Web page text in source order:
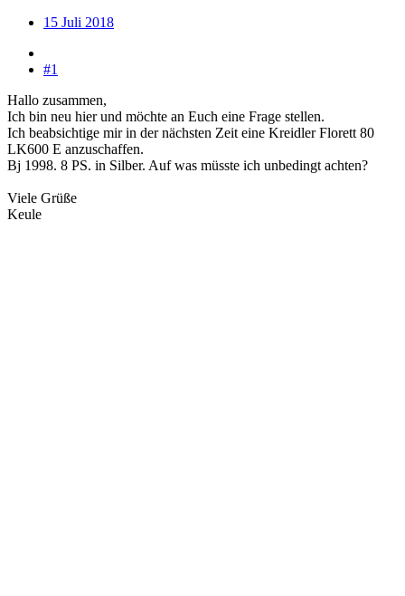
15 Juli 2018
#1
Hallo zusammen,
Ich bin neu hier und möchte an Euch eine Frage stellen.
Ich beabsichtige mir in der nächsten Zeit eine Kreidler Florett 80
LK600 E anzuschaffen.
Bj 1998. 8 PS. in Silber. Auf was müsste ich unbedingt achten?
Viele Grüße
Keule